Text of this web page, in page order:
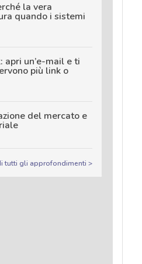
la vera
quando i sistemi
un’e-mail e ti
più link o
del mercato e
tutti gli approfondimenti >